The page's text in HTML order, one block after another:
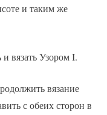
и таким же
вязать Узором I.
вязание
с обеих сторон в